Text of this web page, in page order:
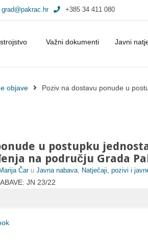
grad@pakrac.hr +385 34 411 080
Važni dokumenti Javni
objave Poziv na dostavu ponude u
u postupku
na području Grada
Marija Čar u Javna nabava, Natječaji, pozivi i
JN 23/22